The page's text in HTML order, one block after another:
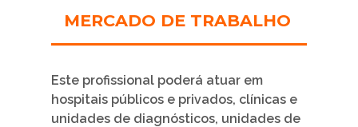
MERCADO DE TRABALHO
Este profissional poderá atuar em
hospitais públicos e privados, clínicas e
unidades de diagnósticos, unidades de